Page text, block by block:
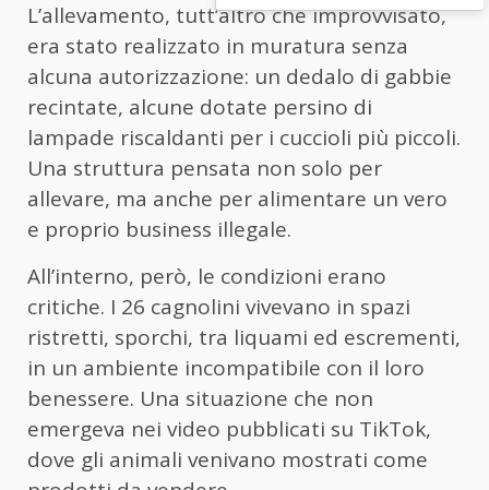
L’allevamento, tutt’altro che improvvisato,
era stato realizzato in muratura senza
alcuna autorizzazione: un dedalo di gabbie
recintate, alcune dotate persino di
lampade riscaldanti per i cuccioli più piccoli.
Una struttura pensata non solo per
allevare, ma anche per alimentare un vero
e proprio business illegale.
All’interno, però, le condizioni erano
critiche. I 26 cagnolini vivevano in spazi
ristretti, sporchi, tra liquami ed escrementi,
in un ambiente incompatibile con il loro
benessere. Una situazione che non
emergeva nei video pubblicati su TikTok,
dove gli animali venivano mostrati come